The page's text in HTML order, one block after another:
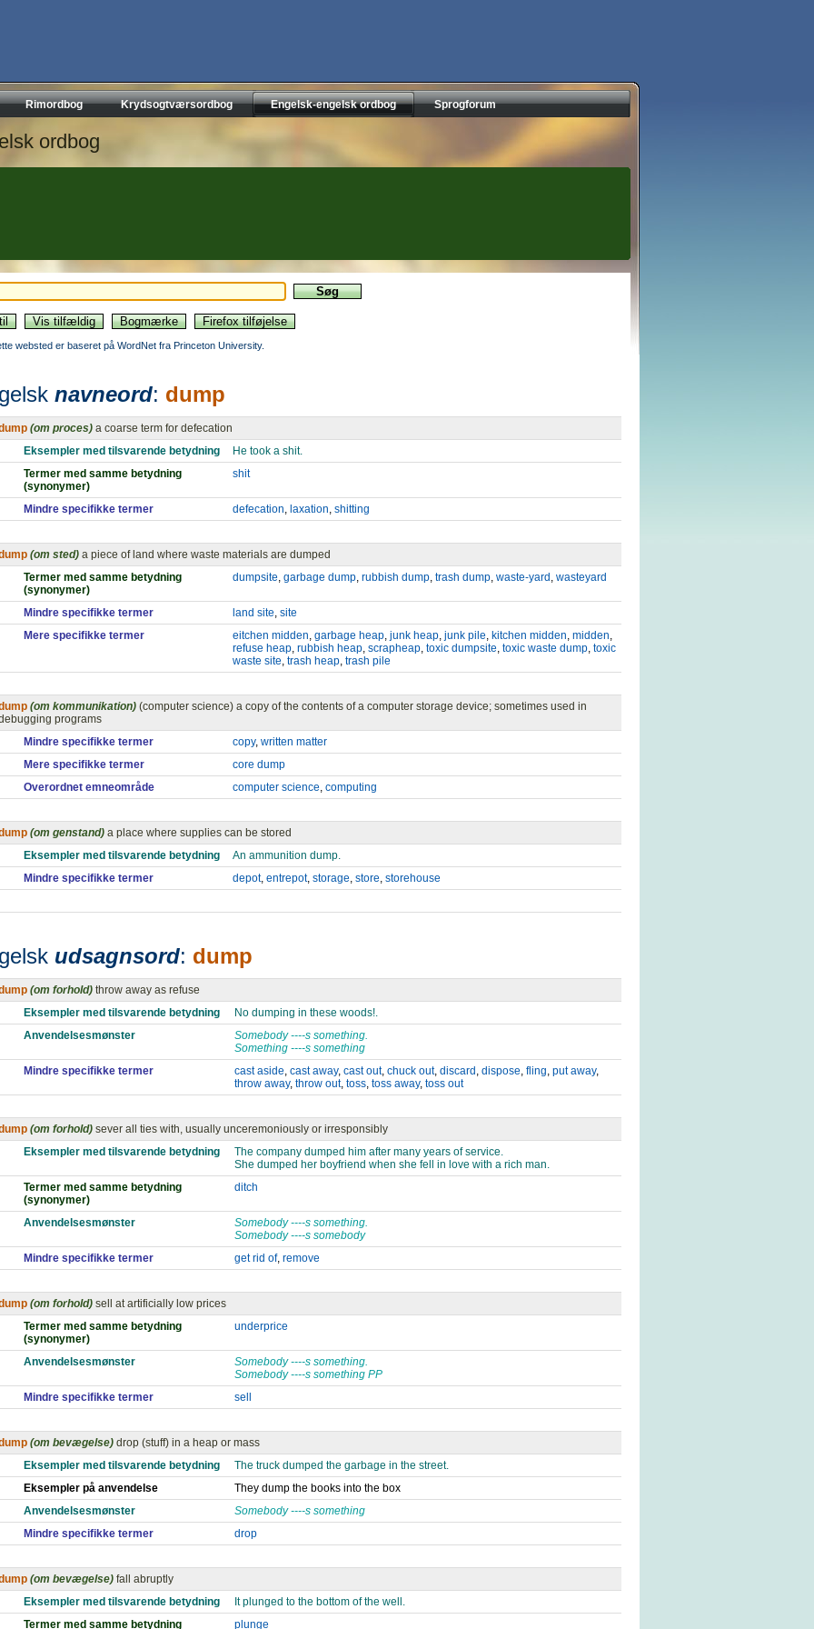
Rimordbog Krydsogtværsordbog Engelsk-engelsk ordbog Sprogforum
ordbog
websted er baseret på WordNet fra Princeton University.
navneord: dump
(om proces) a coarse term for defecation
Eksempler med tilsvarende betydning
He took a shit.
Termer med samme betydning
(synonymer)
shit
Mindre specifikke termer defecation, laxation, shitting
(om sted) a piece of land where waste materials are dumped
Termer med samme betydning
(synonymer)
dumpsite, garbage dump, rubbish dump, trash dump, waste-yard , wasteyard
Mindre specifikke termer land site, site
Mere specifikke termer
eitchen midden, garbage heap, junk heap, junk pile, kitchen midden, midden,
refuse heap, rubbish heap, scrapheap, toxic dumpsite, toxic waste dump, toxic
waste site, trash heap, trash pile
(om kommunikation) (computer science) a copy of the contents of a computer storage device; sometimes used in
programs
Mindre specifikke termer
copy, written matter
Mere specifikke termer
core dump
Overordnet emneområde
computer science, computing
(om genstand) a place where supplies can be stored
Eksempler med tilsvarende betydning
An ammunition dump.
Mindre specifikke termer
depot, entrepot, storage, store, storehouse
udsagnsord: dump
(om forhold) throw away as refuse
Eksempler med tilsvarende betydning
No dumping in these woods!.
Anvendelsesmønster
Somebody ----s something.
Something ----s something
Mindre specifikke termer
cast aside, cast away, cast out, chuck out, discard , dispose, fling, put away,
throw away, throw out, toss, toss away, toss out
(om forhold) sever all ties with, usually unceremoniously or irresponsibly
Eksempler med tilsvarende betydning
The company dumped him after many years of service.
She dumped her boyfriend when she fell in love with a rich man.
Termer med samme betydning
(synonymer)
ditch
Anvendelsesmønster
Somebody ----s something.
Somebody ----s somebody
Mindre specifikke termer
get rid of, remove
(om forhold) sell at artificially low prices
Termer med samme betydning
(synonymer)
underprice
Anvendelsesmønster
Somebody ----s something.
Somebody ----s something PP
Mindre specifikke termer
sell
(om bevægelse) drop (stuff) in a heap or mass
Eksempler med tilsvarende betydning
The truck dumped the garbage in the street.
Eksempler på anvendelse
They dump the books into the box
Anvendelsesmønster
Somebody ----s something
Mindre specifikke termer
drop
(om bevægelse) fall abruptly
Eksempler med tilsvarende betydning
It plunged to the bottom of the well.
Termer med samme betydning
plunge